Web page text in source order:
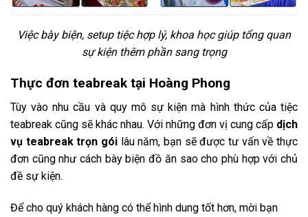
Việc bày biện, setup tiệc hợp lý, khoa học giúp tổng quan
sự kiện thêm phần sang trọng
Thực đơn teabreak tại Hoàng Phong
Tùy vào nhu cầu và quy mô sự kiện mà hình thức của tiệc
teabreak cũng sẽ khác nhau. Với những đơn vị cung cấp dịch
vụ teabreak trọn gói lâu năm, bạn sẽ được tư vấn về thực
đơn cũng như cách bày biện đồ ăn sao cho phù hợp với chủ
đề sự kiện.
Để cho quý khách hàng có thể hình dung tốt hơn, mời bạn